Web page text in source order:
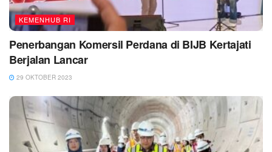
KEMENHUB RI
Penerbangan Komersil Perdana di BIJB Kertajati
Berjalan Lancar
29 OKTOBER 2023